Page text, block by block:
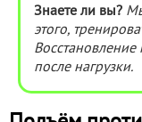
Знаете ли вы?
этого,
Восстановление
после нагрузки.